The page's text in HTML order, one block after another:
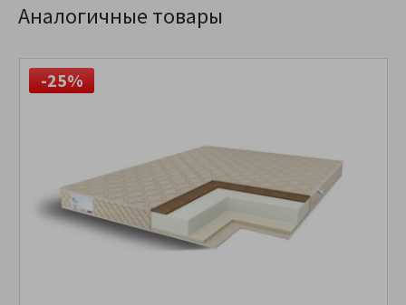
Аналогичные товары
-25%